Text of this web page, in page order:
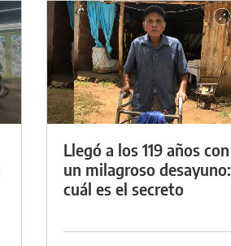
Llegó a los 119 años con
un milagroso desayuno:
cuál es el secreto